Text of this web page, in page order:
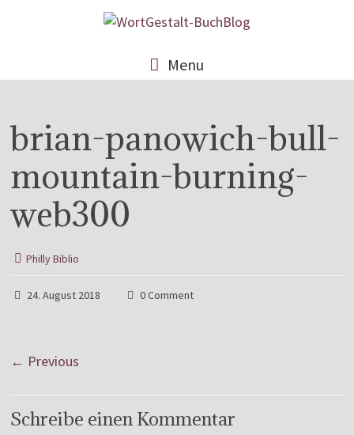
Menu
brian-panowich-bull-
mountain-burning-
web300
Philly Biblio
24. August 2018 0 Comment
← Previous
Schreibe einen Kommentar